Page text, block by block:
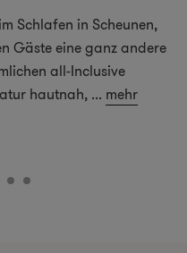
Schlafen in Scheunen,
Gäste eine ganz andere
all-Inclusive
hautnah, ... mehr